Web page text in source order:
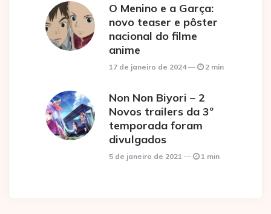
O Menino e a Garça:
novo teaser e pôster
nacional do filme
anime
17 de janeiro de 2024 2 min
Non Non Biyori – 2
Novos trailers da 3º
temporada foram
divulgados
5 de janeiro de 2021 1 min